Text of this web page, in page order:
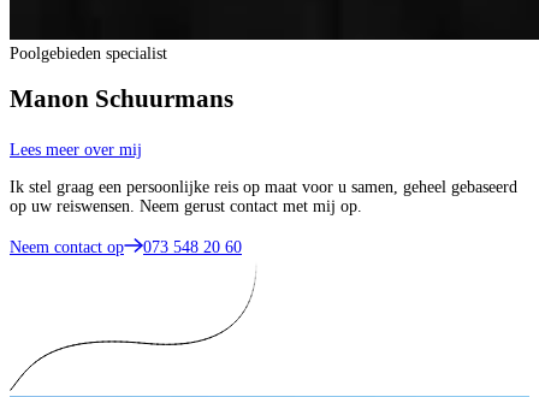
Poolgebieden specialist
Manon Schuurmans
Lees meer over mij
Ik stel graag een persoonlijke reis op maat voor u samen, geheel gebaseerd
op uw reiswensen. Neem gerust contact met mij op.
Neem contact op 073 548 20 60